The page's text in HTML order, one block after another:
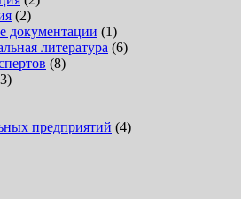
(2)
документации (1)
литература (6)
(8)
предприятий (4)